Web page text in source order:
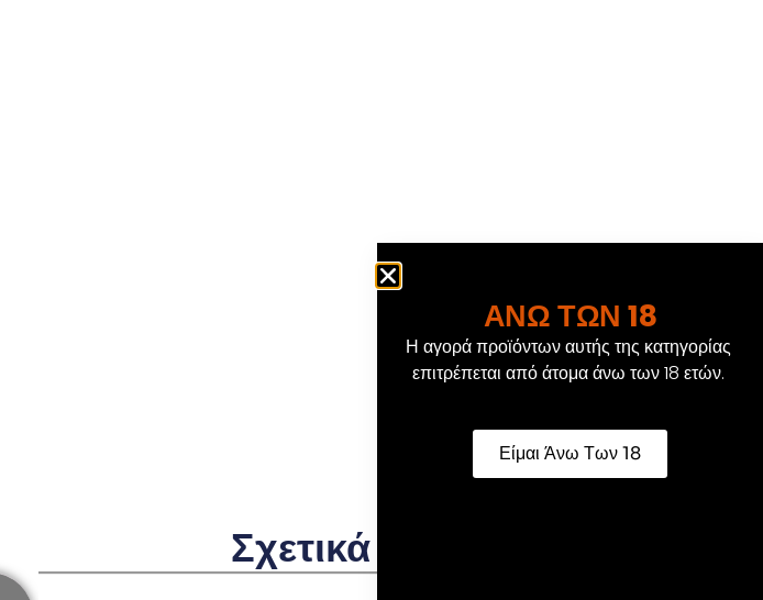
Σχετικά Προϊόντα
ΑΝΩ ΤΩΝ 18
Η αγορά προϊόντων αυτής της κατηγορίας
επιτρέπεται από άτομα άνω των 18 ετών.
Είμαι Άνω Των 18